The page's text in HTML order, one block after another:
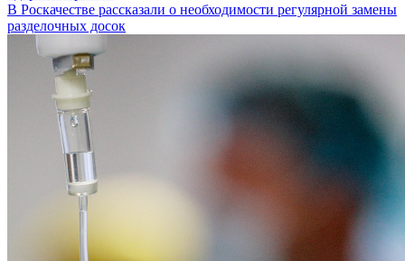
В Роскачестве рассказали о необходимости регулярной замены
разделочных досок